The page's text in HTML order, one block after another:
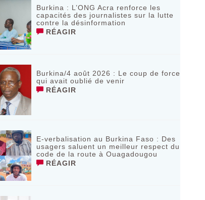
Burkina : L’ONG Acra renforce les
capacités des journalistes sur la lutte
contre la désinformation
RÉAGIR
Burkina/4 août 2026 : Le coup de force
qui avait oublié de venir
RÉAGIR
E-verbalisation au Burkina Faso : Des
usagers saluent un meilleur respect du
code de la route à Ouagadougou
RÉAGIR